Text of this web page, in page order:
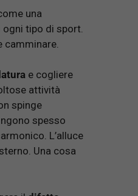
una
tipo di sport.
e cogliere
attività
spinge
spesso
L’alluce
Una cosa